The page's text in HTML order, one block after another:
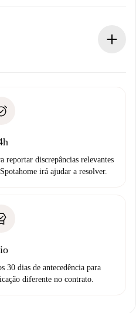
nada e ofereceremos
reportar discrepâncias relevantes
irá ajudar a resolver.
30 dias de antecedência para
diferente no contrato.